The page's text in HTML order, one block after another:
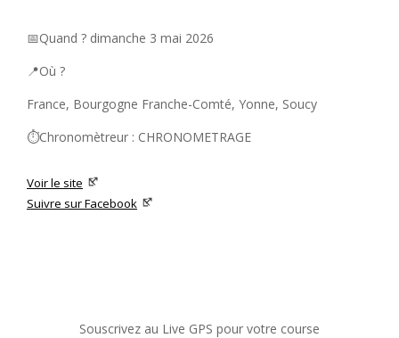
📅Quand ? dimanche 3 mai 2026
📍Où ?
France, Bourgogne Franche-Comté, Yonne, Soucy
⏱️Chronomètreur : CHRONOMETRAGE
Voir le site
Suivre sur Facebook
Souscrivez au Live GPS pour votre course